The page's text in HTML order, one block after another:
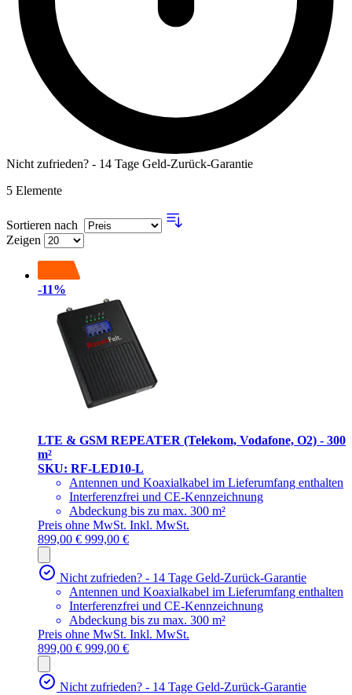
Nicht zufrieden? - 14 Tage Geld-Zurück-Garantie
5 Elemente
Sortieren nach
Zeigen
-11%
LTE & GSM REPEATER (Telekom, Vodafone, O2) - 300
m²
SKU: RF-LED10-L
Antennen und Koaxialkabel im Lieferumfang enthalten
Interferenzfrei und CE-Kennzeichnung
Abdeckung bis zu max. 300 m²
Preis ohne MwSt. Inkl. MwSt.
899,00 € 999,00 €
Nicht zufrieden? - 14 Tage Geld-Zurück-Garantie
Antennen und Koaxialkabel im Lieferumfang enthalten
Interferenzfrei und CE-Kennzeichnung
Abdeckung bis zu max. 300 m²
Preis ohne MwSt. Inkl. MwSt.
899,00 € 999,00 €
Nicht zufrieden? - 14 Tage Geld-Zurück-Garantie